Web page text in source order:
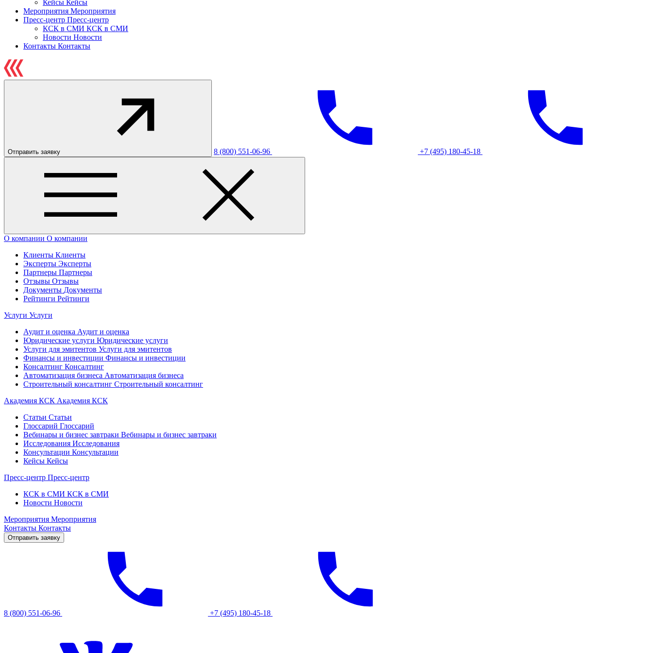
Кейсы Кейсы
Мероприятия Мероприятия
Пресс-центр Пресс-центр
КСК в СМИ КСК в СМИ
Новости Новости
Контакты Контакты
Отправить заявку 8 (800) 551-06-96 +7 (495) 180-45-18
О компании О компании
Клиенты Клиенты
Эксперты Эксперты
Партнеры Партнеры
Отзывы Отзывы
Документы Документы
Рейтинги Рейтинги
Услуги Услуги
Аудит и оценка Аудит и оценка
Юридические услуги Юридические услуги
Услуги для эмитентов Услуги для эмитентов
Финансы и инвестиции Финансы и инвестиции
Консалтинг Консалтинг
Автоматизация бизнеса Автоматизация бизнеса
Строительный консалтинг Строительный консалтинг
Академия КСК Академия КСК
Статьи Статьи
Глоссарий Глоссарий
Вебинары и бизнес завтраки Вебинары и бизнес завтраки
Исследования Исследования
Консультации Консультации
Кейсы Кейсы
Пресс-центр Пресс-центр
КСК в СМИ КСК в СМИ
Новости Новости
Мероприятия Мероприятия
Контакты Контакты
Отправить заявку
8 (800) 551-06-96 +7 (495) 180-45-18